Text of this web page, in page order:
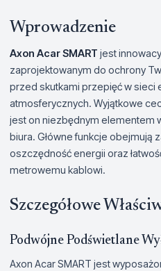
Wprowadzenie
Axon Acar SMART jest
zaprojektowanym do ochrony
przed skutkami przepięć w sieci
atmosferycznych. Wyjątkowe
jest on niezbędnym elementem
biura. Główne funkcje
oszczędność energii oraz
metrowemu kablowi.
Szczegółowe
Podwójne Podświetlane
Axon Acar SMART jest